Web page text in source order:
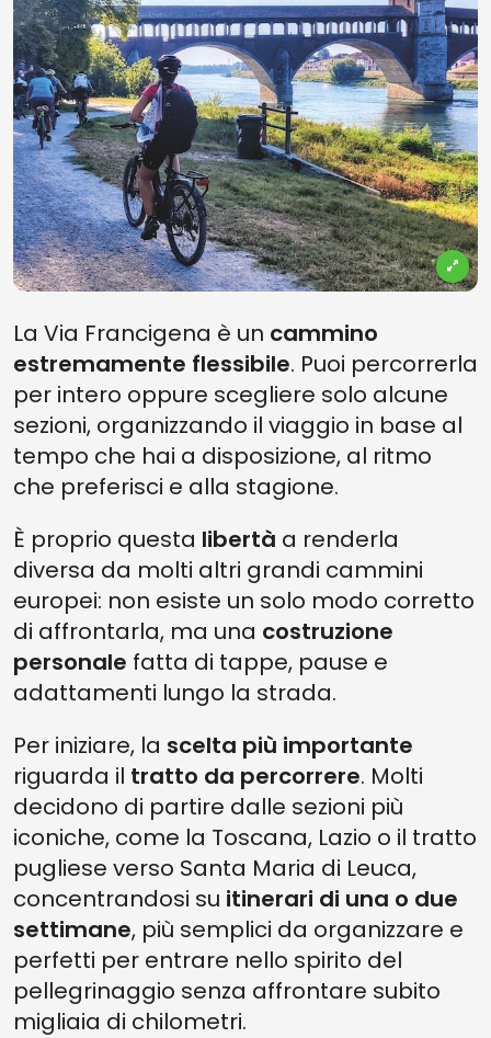
La Via Francigena è un cammino
estremamente flessibile. Puoi percorrerla
per intero oppure scegliere solo alcune
sezioni, organizzando il viaggio in base al
tempo che hai a disposizione, al ritmo
che preferisci e alla stagione.
È proprio questa libertà a renderla
diversa da molti altri grandi cammini
europei: non esiste un solo modo corretto
di affrontarla, ma una costruzione
personale fatta di tappe, pause e
adattamenti lungo la strada.
Per iniziare, la scelta più importante
riguarda il tratto da percorrere. Molti
decidono di partire dalle sezioni più
iconiche, come la Toscana, Lazio o il tratto
pugliese verso Santa Maria di Leuca,
concentrandosi su itinerari di una o due
settimane, più semplici da organizzare e
perfetti per entrare nello spirito del
pellegrinaggio senza affrontare subito
migliaia di chilometri.